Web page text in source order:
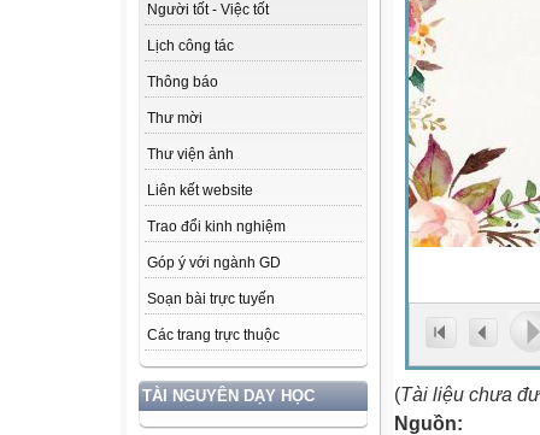
Người tốt - Việc tốt
Lịch công tác
Thông báo
Thư mời
Thư viện ảnh
Liên kết website
Trao đổi kinh nghiệm
Góp ý với ngành GD
Soạn bài trực tuyến
Các trang trực thuộc
TÀI NGUYÊN DẠY HỌC (Tài liệu chưa
Nguồn: